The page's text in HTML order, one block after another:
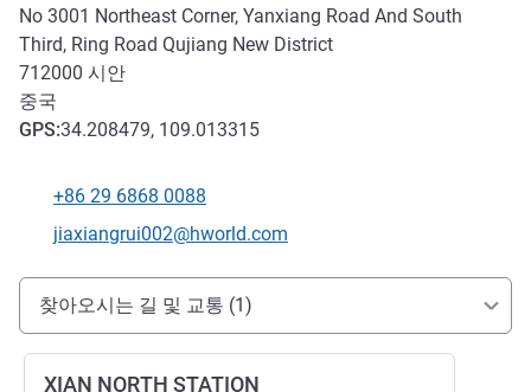
No 3001 Northeast Corner, Yanxiang Road And South
Third, Ring Road Qujiang New District
712000 시안
중국
GPS:34.208479, 109.013315
전화
+86 29 6868 0088
E-mail
jiaxiangrui002@hworld.com
호텔 접근 및 교통
찾아오시는 길 및 교통 (1)
XIAN NORTH STATION